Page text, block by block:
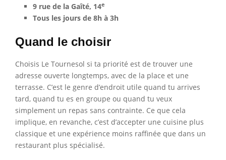
9 rue de la Gaîté, 14e
Tous les jours de 8h à 3h
Quand le choisir
Choisis Le Tournesol si ta priorité est de trouver une
adresse ouverte longtemps, avec de la place et une
terrasse. C’est le genre d’endroit utile quand tu arrives
tard, quand tu es en groupe ou quand tu veux
simplement un repas sans contrainte. Ce que cela
implique, en revanche, c’est d’accepter une cuisine plus
classique et une expérience moins raffinée que dans un
restaurant plus spécialisé.